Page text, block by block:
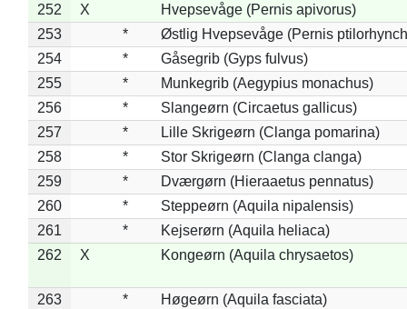
252
X
Hvepsevåge (Pernis apivorus)
253
*
Østlig Hvepsevåge (Pernis
254
*
Gåsegrib (Gyps fulvus)
255
*
Munkegrib (Aegypius monachus)
256
*
Slangeørn (Circaetus gallicus)
257
*
Lille Skrigeørn (Clanga pomarina)
258
*
Stor Skrigeørn (Clanga clanga)
259
*
Dværgørn (Hieraaetus pennatus)
260
*
Steppeørn (Aquila nipalensis)
261
*
Kejserørn (Aquila heliaca)
262
X Kongeørn (Aquila chrysaetos)
263 *
Høgeørn (Aquila fasciata)